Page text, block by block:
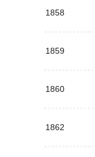
1858
1859
1860
1862